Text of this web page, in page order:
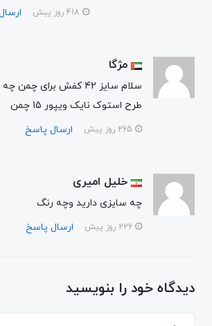
مژگا
سلام سایز 42 کفش برای
طرح استوک نایک ویپور 15 چمن
ارسال پاسخ
خلیل امیری
چه سایزی دارید وچه رنگ
ارسال پاسخ
دیدگاه خود را بنویسید